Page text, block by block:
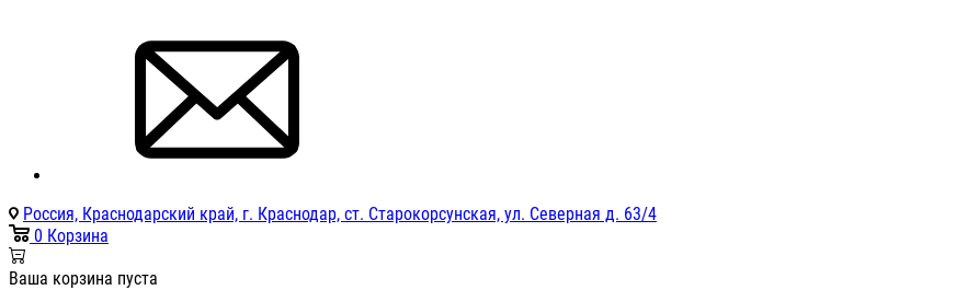
Россия, Краснодарский край, г. Краснодар, ст. Старокорсунская, ул. Северная д. 63/4
0 Корзина
Ваша корзина пуста